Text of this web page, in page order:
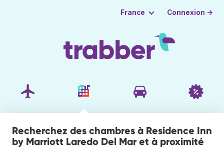
France Connexion →
Recherchez des chambres à Residence Inn
by Marriott Laredo Del Mar et à proximité